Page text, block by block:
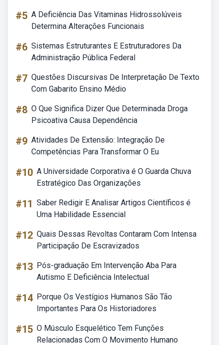
#5 A Deficiência Das Vitaminas Hidrossolúveis
Determina Alterações Funcionais
#6 Sistemas Estruturantes E Estruturadores Da
Administração Pública Federal
#7 Questões Discursivas De Interpretação De Texto
Com Gabarito Ensino Médio
#8 O Que Significa Dizer Que Determinada Droga
Psicoativa Causa Dependência
#9 Atividades De Extensão: Integração De
Competências Para Transformar O Eu
#10 A Universidade Corporativa é O Guarda Chuva
Estratégico Das Organizações
#11 Saber Redigir E Analisar Artigos Científicos é
Uma Habilidade Essencial
#12 Quais Dessas Revoltas Contaram Com Intensa
Participação De Escravizados
#13 Pós-graduação Em Intervenção Aba Para
Autismo E Deficiência Intelectual
#14 Porque Os Vestígios Humanos São Tão
Importantes Para Os Historiadores
#15 O Músculo Esquelético Tem Funções
Relacionadas Com O Movimento Humano